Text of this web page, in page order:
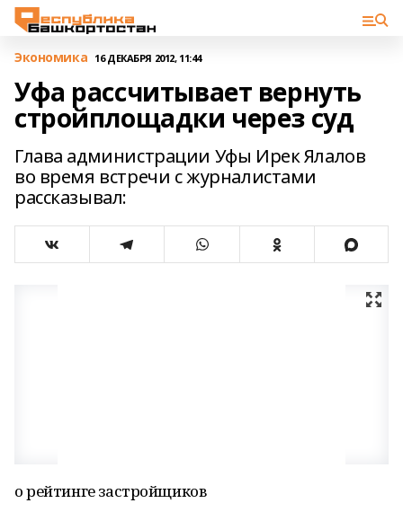
Экономика 16 ДЕКАБРЯ 2012, 11:44
Уфа рассчитывает вернуть
стройплощадки через суд
Глава администрации Уфы Ирек Ялалов
во время встречи с журналистами
рассказывал:
о рейтинге застройщиков